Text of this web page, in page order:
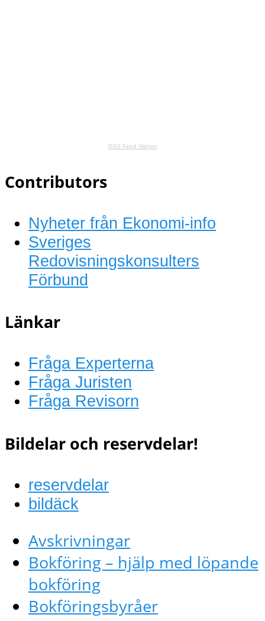
RSS Feed Widget
Contributors
Nyheter från Ekonomi-info
Sveriges
Redovisningskonsulters
Förbund
Länkar
Fråga Experterna
Fråga Juristen
Fråga Revisorn
Bildelar och reservdelar!
reservdelar
bildäck
Avskrivningar
Bokföring – hjälp med löpande
bokföring
Bokföringsbyråer